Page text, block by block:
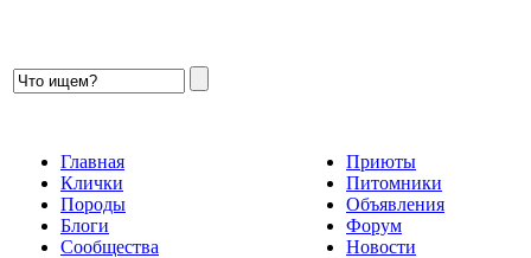
Главная
Клички
Породы
Блоги
Сообщества
Приюты
Питомники
Объявления
Форум
Новости